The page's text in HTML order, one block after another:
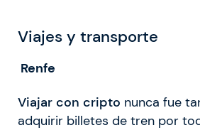
Viajes y transporte
Renfe
Viajar con cripto nunca fue
adquirir billetes de tren por